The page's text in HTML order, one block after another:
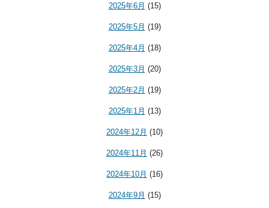
2025年6月 (15)
2025年5月 (19)
2025年4月 (18)
2025年3月 (20)
2025年2月 (19)
2025年1月 (13)
2024年12月 (10)
2024年11月 (26)
2024年10月 (16)
2024年9月 (15)